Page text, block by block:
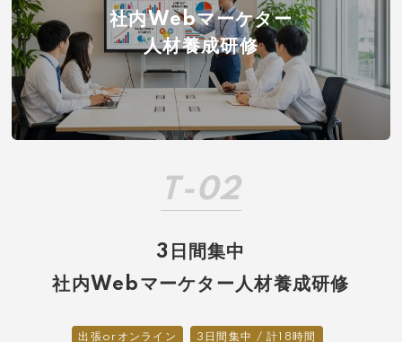
社内Webマーケター
人材養成研修
T-02
3日間集中
社内Webマーケター人材養成研修
出張orオンライン 3日間集中 / 計18時間